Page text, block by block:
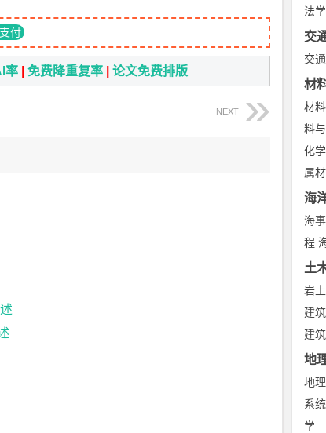
付
率 免费降重复率 论文免费排版
NEXT
法学
交
交
材
材
料
化学
属
海
海
程
土
岩
建
建
地
地
系统
学